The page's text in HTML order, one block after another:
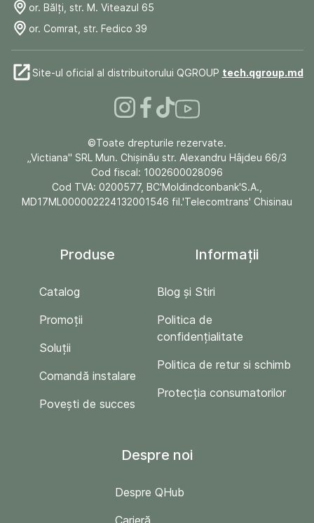
or. Bălți, str. M. Viteazul 65
or. Comrat, str. Fedico 39
Site-ul oficial al distribuitorului QGROUP tech.qgroup.md
©Toate drepturile rezervate.
„Victiana" SRL Mun. Chişinău str. Alexandru Hâjdeu 66/3
Cod fiscal: 1002600028096
Cod TVA: 0200577, BC'Moldindconbank'S.A.,
MD17ML000002224132001546 fil.'Telecomtrans' Chisinau
Produse
Catalog
Promoții
Soluții
Comandă instalare
Povești de succes
Informații
Blog și Stiri
Politica de
confidențialitate
Politica de retur si schimb
Protecția consumatorilor
Despre noi
Despre QHub